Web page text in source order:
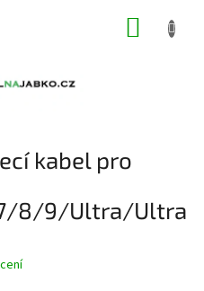
kabel pro
8/9/Ultra/Ultra